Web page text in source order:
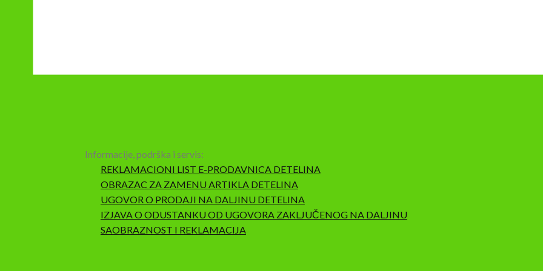
Informacije, podrška i servis:
REKLAMACIONI LIST E-PRODAVNICA DETELINA
OBRAZAC ZA ZAMENU ARTIKLA DETELINA
UGOVOR O PRODAJI NA DALJINU DETELINA
IZJAVA O ODUSTANKU OD UGOVORA ZAKLJUČENOG NA DALJINU
SAOBRAZNOST I REKLAMACIJA